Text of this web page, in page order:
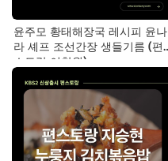
윤주모 황태해장국 레시피 윤나
라 셰프 조선간장 생들기름 (편
스토랑 이찬원)